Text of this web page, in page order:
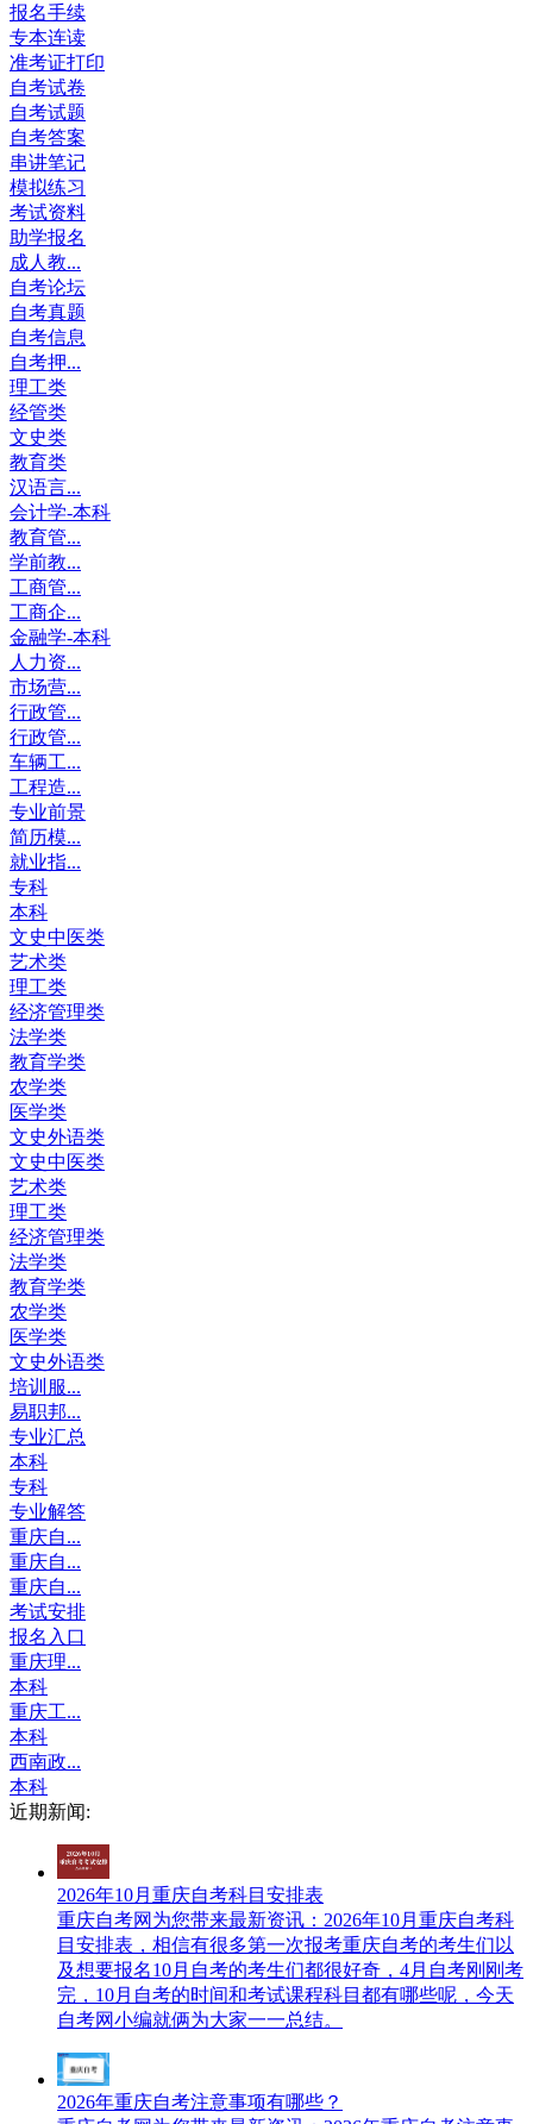
报名手续
专本连读
准考证打印
自考试卷
自考试题
自考答案
串讲笔记
模拟练习
考试资料
助学报名
成人教...
自考论坛
自考真题
自考信息
自考押...
理工类
经管类
文史类
教育类
汉语言...
会计学-本科
教育管...
学前教...
工商管...
工商企...
金融学-本科
人力资...
市场营...
行政管...
行政管...
车辆工...
工程造...
专业前景
简历模...
就业指...
专科
本科
文史中医类
艺术类
理工类
经济管理类
法学类
教育学类
农学类
医学类
文史外语类
文史中医类
艺术类
理工类
经济管理类
法学类
教育学类
农学类
医学类
文史外语类
培训服...
易职邦...
专业汇总
本科
专科
专业解答
重庆自...
重庆自...
重庆自...
考试安排
报名入口
重庆理...
本科
重庆工...
本科
西南政...
本科
近期新闻:
2026年10月重庆自考科目安排表
重庆自考网​为您带来最新资讯：2026年10月重庆自考科
目安排表，相信有很多第一次报考重庆自考的考生们以
及想要报名10月自考的考生们都很好奇，4月自考刚刚考
完，10月自考的时间和考试课程科目都有哪些呢，今天
自考网小编就俩为大家一一总结。
2026年重庆自考注意事项有哪些？